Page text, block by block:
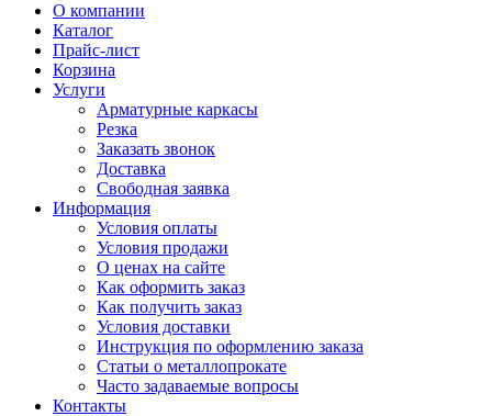
О компании
Каталог
Прайс-лист
Корзина
Услуги
Арматурные каркасы
Резка
Заказать звонок
Доставка
Свободная заявка
Информация
Условия оплаты
Условия продажи
О ценах на сайте
Как оформить заказ
Как получить заказ
Условия доставки
Инструкция по оформлению заказа
Статьи о металлопрокате
Часто задаваемые вопросы
Контакты